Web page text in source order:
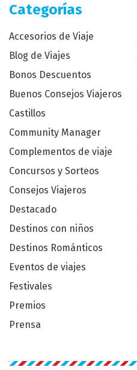
Categorías
Accesorios de Viaje
Blog de Viajes
Bonos Descuentos
Buenos Consejos Viajeros
Castillos
Community Manager
Complementos de viaje
Concursos y Sorteos
Consejos Viajeros
Destacado
Destinos con niños
Destinos Románticos
Eventos de viajes
Festivales
Premios
Prensa